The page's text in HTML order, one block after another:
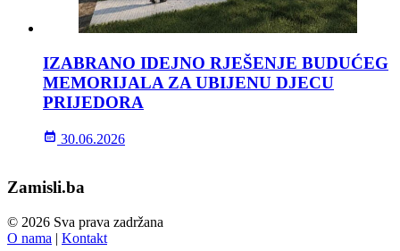
IZABRANO IDEJNO RJEŠENJE BUDUĆEG
MEMORIJALA ZA UBIJENU DJECU
PRIJEDORA
30.06.2026
Zamisli.ba
© 2026 Sva prava zadržana
O nama | Kontakt